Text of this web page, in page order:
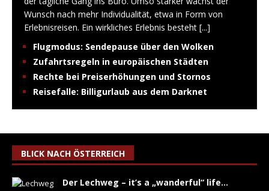
Wunsch nach mehr Individualität, etwa in Form von
Erlebnisreisen. Ein wirkliches Erlebnis besteht [...]
Flugmodus: Sendepause über den Wolken
Zufahrtsregeln in europäischen Städten
Rechte bei Preiserhöhungen und Stornos
Reisefalle: Billigurlaub aus dem Darknet
BLICK NACH ÖSTERREICH
Der Lechweg – it’s a „wanderful“ life…